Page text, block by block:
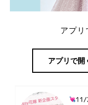
アプリ
アプリで開